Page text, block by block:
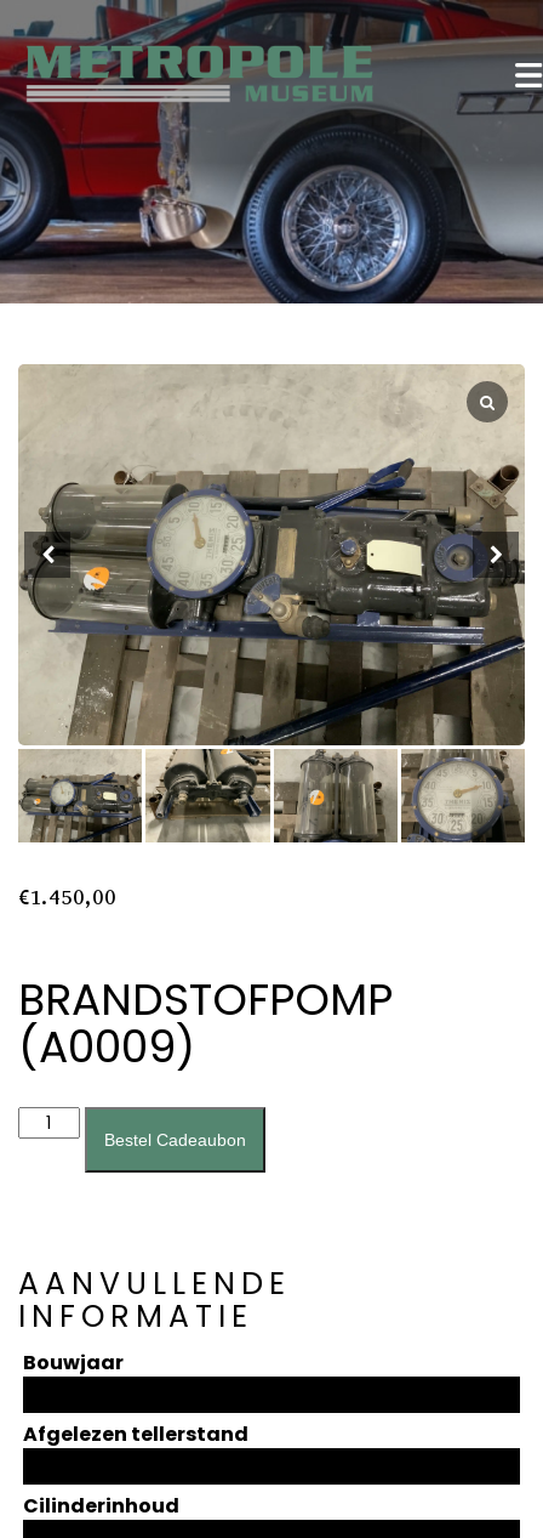
€1.450,00
BRANDSTOFPOMP
(A0009)
Brandstofpomp
(A0009)
Bestel Cadeaubon
AANVULLENDE
INFORMATIE
Bouwjaar
Afgelezen tellerstand
Cilinderinhoud